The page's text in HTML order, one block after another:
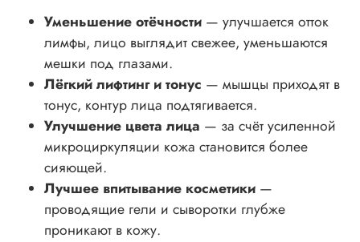
Уменьшение отёчности — улучшается отток
лимфы, лицо выглядит свежее, уменьшаются
мешки под глазами.
Лёгкий лифтинг и тонус — мышцы приходят в
тонус, контур лица подтягивается.
Улучшение цвета лица — за счёт усиленной
микроциркуляции кожа становится более
сияющей.
Лучшее впитывание косметики —
проводящие гели и сыворотки глубже
проникают в кожу.